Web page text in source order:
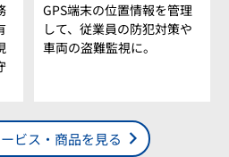
GPS端末の位置情報を管理
して、従業員の防犯対策や
車両の盗難監視に。
ビス・商品を見る